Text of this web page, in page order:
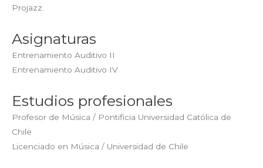
Projazz.
Asignaturas
Entrenamiento Auditivo II
Entrenamiento Auditivo IV
Estudios profesionales
Profesor de Música / Pontificia Universidad Católica de
Chile
Licenciado en Música / Universidad de Chile